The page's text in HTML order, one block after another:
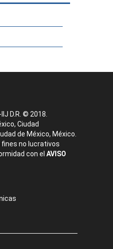
D.R. © 2018.
Ciudad
de México, México.
no lucrativos
con el AVISO